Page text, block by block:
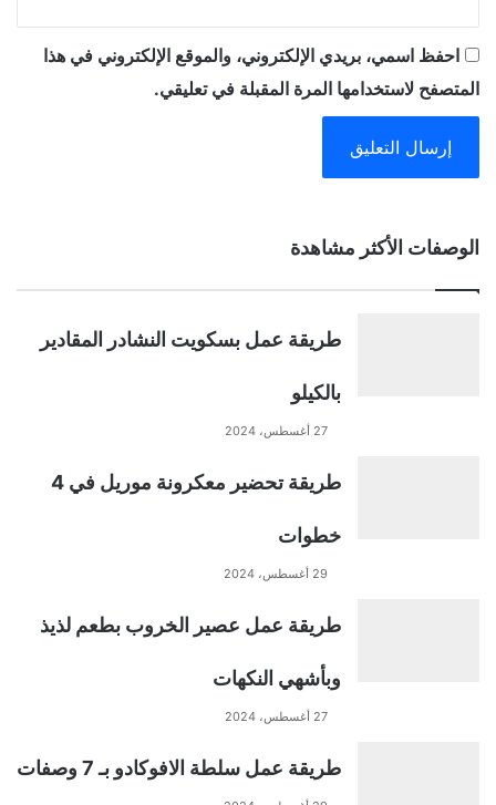
احفظ اسمي، بريدي الإلكتروني، والموقع الإلكتروني في هذا
المتصفح لاستخدامها المرة المقبلة في تعليقي.
lالوصفات الأكثر مشاهدة
طريقة عمل بسكويت النشادر المقادير
بالكيلو
27 أغسطس، 2024
طريقة تحضير معكرونة موريل في 4
خطوات
29 أغسطس، 2024
طريقة عمل عصير الخروب بطعم لذيذ
وبأشهي النكهات
27 أغسطس، 2024
طريقة عمل سلطة الافوكادو بـ 7 وصفات